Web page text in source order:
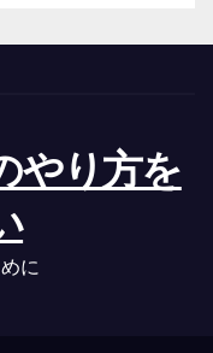
やり方を
に